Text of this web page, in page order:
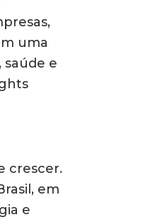
uma
saúde e
crescer.
em
e